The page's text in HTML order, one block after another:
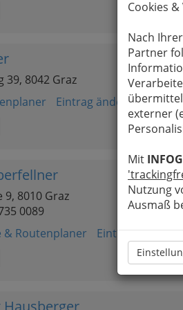
Cookies
Nach
Partner
externer
Mit
Nutzung
Ausmaß
39, 8042 Graz
Eintrag ändern
9, 8010 Graz
0089
& Routenplaner Eintrag ändern
Hausberger